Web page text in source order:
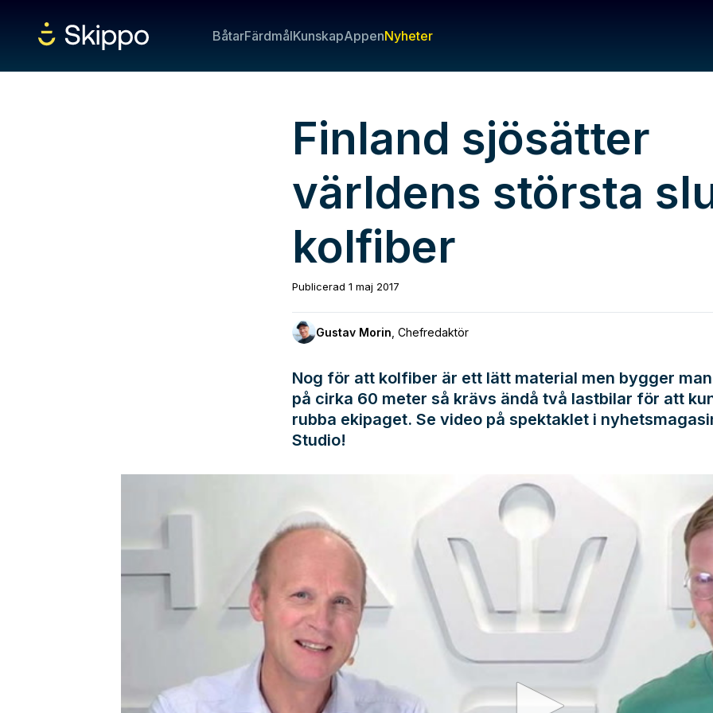
BåtarFärdmålKunskapAppenNyheter
Finland sjösätter
världens största
kolfiber
Publicerad 1 maj 2017
Gustav Morin Chefredaktör
Nog för att kolfiber är ett lätt material men bygger
på cirka 60 meter så krävs ändå två lastbilar för att
rubba ekipaget. Se video på spektaklet i
Studio!